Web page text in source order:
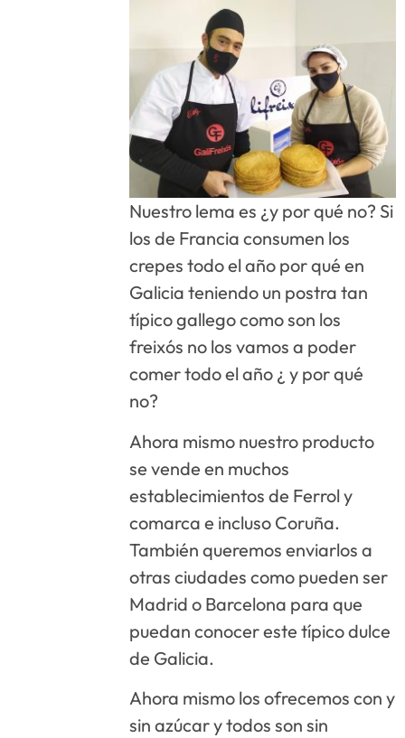
Nuestro lema es ¿y por qué no? Si
los de Francia consumen los
crepes todo el año por qué en
Galicia teniendo un postra tan
típico gallego como son los
freixós no los vamos a poder
comer todo el año ¿ y por qué
no?
Ahora mismo nuestro producto
se vende en muchos
establecimientos de Ferrol y
comarca e incluso Coruña.
También queremos enviarlos a
otras ciudades como pueden ser
Madrid o Barcelona para que
puedan conocer este típico dulce
de Galicia.
Ahora mismo los ofrecemos con y
sin azúcar y todos son sin